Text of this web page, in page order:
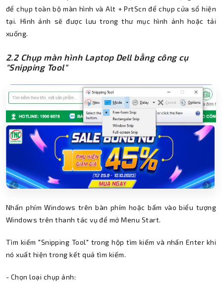
để chụp toàn bộ màn hình và Alt + PrtScn để chụp cửa sổ hiện
tại. Hình ảnh sẽ được lưu trong thư mục hình ảnh hoặc tải
xuống.
2.2 Chụp màn hình Laptop Dell bằng công cụ
"Snipping Tool"
Nhấn phím Windows trên bàn phím hoặc bấm vào biểu tượng
Windows trên thanh tác vụ để mở Menu Start.
Tìm kiếm "Snipping Tool" trong hộp tìm kiếm và nhấn Enter khi
nó xuất hiện trong kết quả tìm kiếm.
- Chọn loại chụp ảnh: